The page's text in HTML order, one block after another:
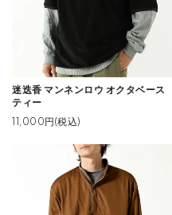
迷迭香 マンネンロウ オクタベース
ティー
11,000円(税込)